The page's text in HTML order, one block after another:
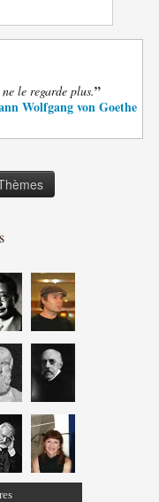
le regarde plus.”
Wolfgang von Goethe